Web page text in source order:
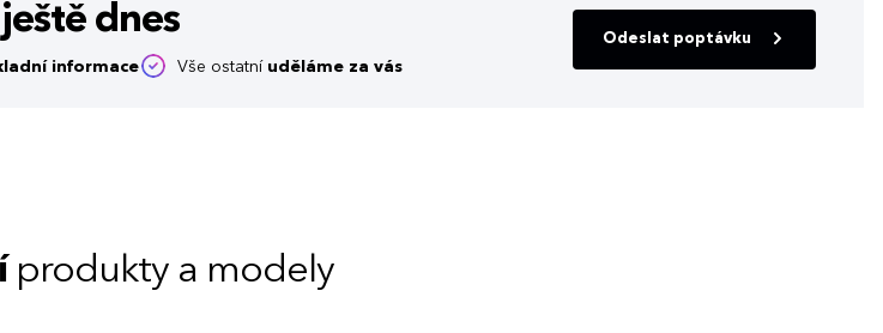
ještě dnes
informace Vše ostatní uděláme za vás
Odeslat poptávku
produkty a modely